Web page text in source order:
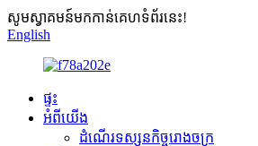
សូមស្វាគមន៍មកកាន់គេហទំព័រនេះ!
English
ផ្ទះ
អំពីយើង
ដំណើរទស្សនកិច្ចរោងចក្រ